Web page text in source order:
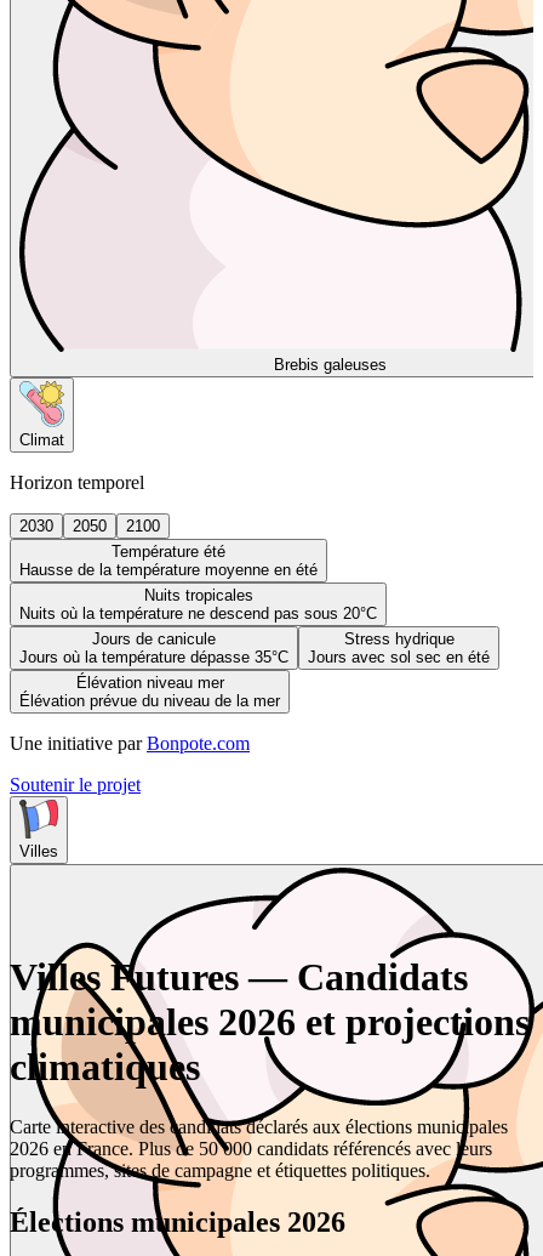
Brebis galeuses
Climat
Horizon temporel
2030 2050
2100
Température été
Hausse de la température moyenne en été
Nuits tropicales
Nuits où la température ne descend pas sous 20°C
Jours de canicule
Jours où la température dépasse 35°C
Stress hydrique
Jours avec sol sec en été
Élévation niveau mer
Élévation prévue du niveau de la mer
Une initiative par Bonpote.com
Soutenir le projet
Villes
Villes Futures — Candidats
municipales 2026 et projections
climatiques
Carte interactive des candidats déclarés aux élections municipales
2026 en France. Plus de 50 000 candidats référencés avec leurs
programmes, sites de campagne et étiquettes politiques.
Élections municipales 2026